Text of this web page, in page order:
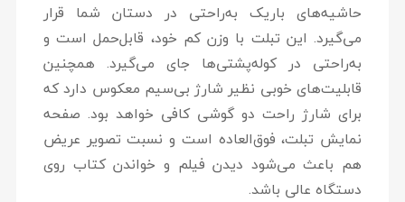
حاشیه‌های باریک به‌راحتی در دستان شما قرار
می‌گیرد. این تبلت با وزن کم خود، قابل‌حمل است و
به‌راحتی در کوله‌پشتی‌ها جای می‌گیرد. همچنین
قابلیت‌های خوبی نظیر شارژ بی‌سیم معکوس دارد که
برای شارژ راحت دو گوشی کافی خواهد بود. صفحه
نمایش تبلت، فوق‌العاده است و نسبت تصویر عریض
هم باعث می‌شود دیدن فیلم و خواندن کتاب روی
دستگاه عالی باشد.